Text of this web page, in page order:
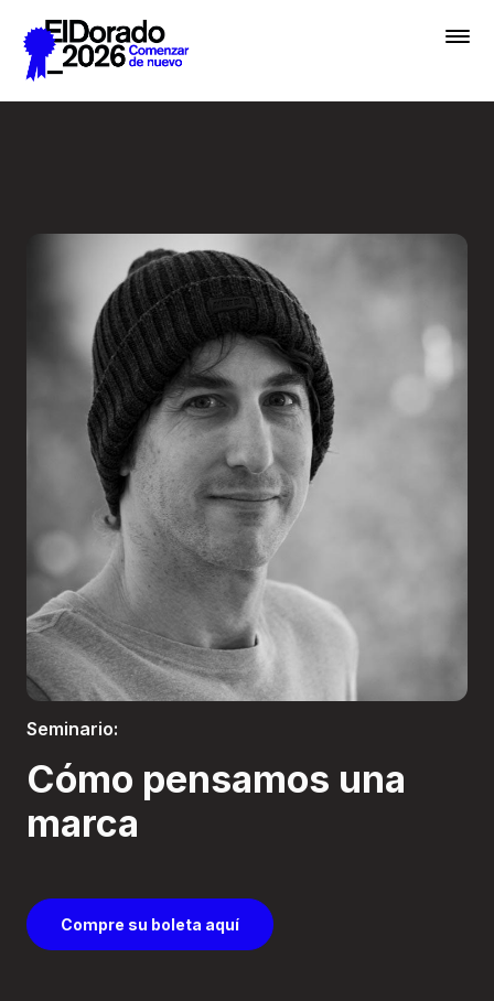
Saltar al contenido principal
Academias
Archivo
Inscribir
Boletería
Seminario:
Cómo pensamos una
marca
Compre su boleta aquí